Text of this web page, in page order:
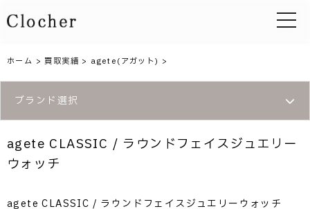
toggle
ホーム >買取実績 > agete(アガット) >
ブランド選択
agete CLASSIC / ラウンドフェイスジュエリー
ウォッチ
agete CLASSIC / ラウンドフェイスジュエリーウォッチ